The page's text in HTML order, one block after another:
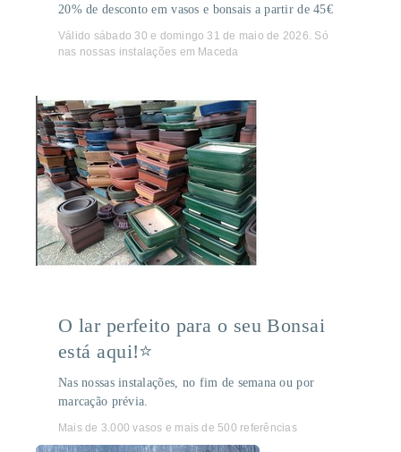
20% de desconto em vasos e bonsais a partir de 45€
Válido sábado 30 e domingo 31 de maio de 2026. Só
nas nossas instalações em Maceda
O lar perfeito para o seu Bonsai
está aqui!⭐
Nas nossas instalações, no fim de semana ou por
marcação prévia.
Mais de 3.000 vasos e mais de 500 referências